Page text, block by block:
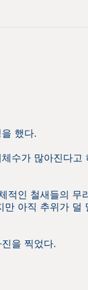
했다.
수가 많아진다고
적인 철새들의 무
아직 추위가 덜
을 찍었다.